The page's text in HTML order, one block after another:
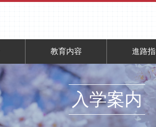
教育内容 進路
入学案内